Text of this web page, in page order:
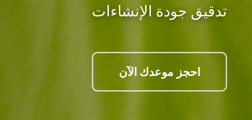
تدقيق جودة الإنشاءات
احجز موعدك الآن